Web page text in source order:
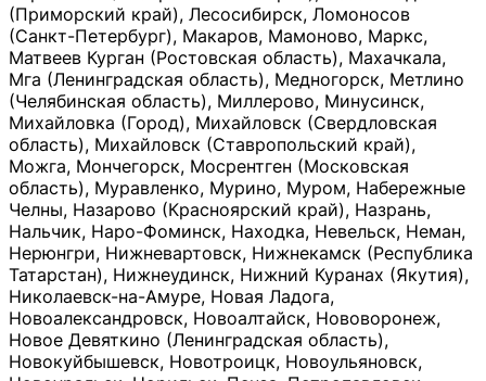
(Приморский край), Лесосибирск, Ломоносов
(Санкт-Петербург), Макаров, Мамоново, Маркс,
Матвеев Курган (Ростовская область), Махачкала,
Мга (Ленинградская область), Медногорск, Метлино
(Челябинская область), Миллерово, Минусинск,
Михайловка (Город), Михайловск (Свердловская
область), Михайловск (Ставропольский край),
Можга, Мончегорск, Мосрентген (Московская
область), Муравленко, Мурино, Муром, Набережные
Челны, Назарово (Красноярский край), Назрань,
Нальчик, Наро-Фоминск, Находка, Невельск, Неман,
Нерюнгри, Нижневартовск, Нижнекамск (Республика
Татарстан), Нижнеудинск, Нижний Куранах (Якутия),
Николаевск-на-Амуре, Новая Ладога,
Новоалександровск, Новоалтайск, Нововоронеж,
Новое Девяткино (Ленинградская область),
Новокуйбышевск, Новотроицк, Новоульяновск,